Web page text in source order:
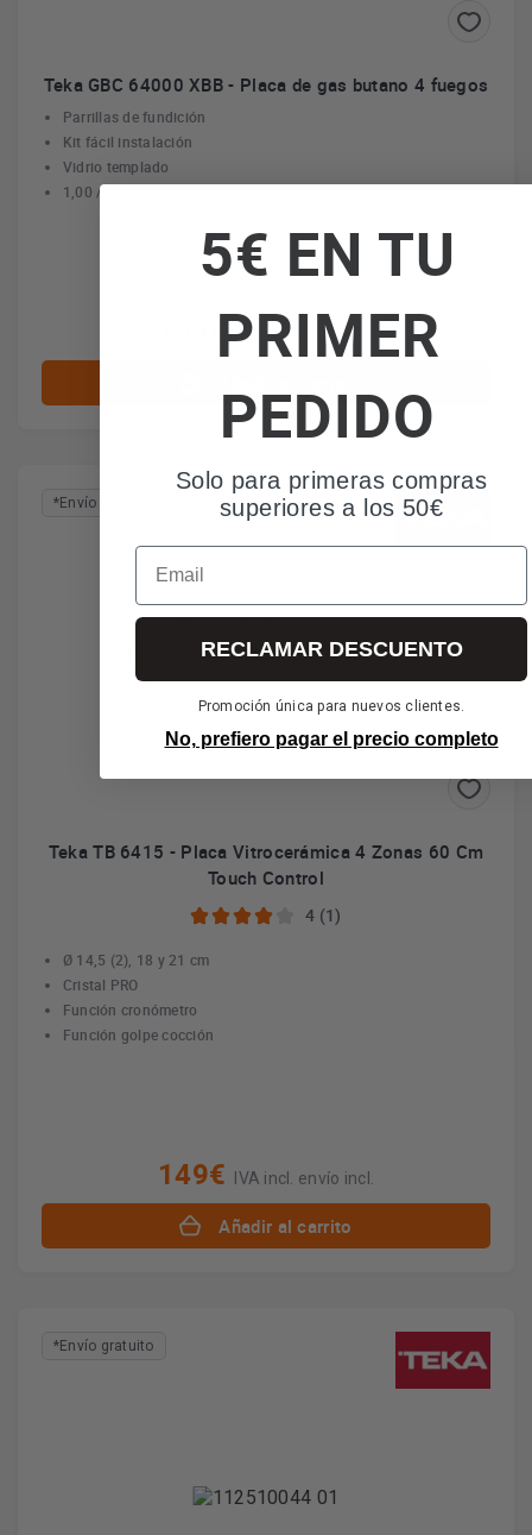
Teka GBC 64000 XBB - Placa de gas butano 4 fuegos
Parrillas de fundición
Kit fácil instalación
Vidrio templado
1,00 / 1,40 / 1,75 / 2,80 kW
169€IVA incl. envío incl.
*Envío gratuito
Teka TB 6415 - Placa Vitrocerámica 4 Zonas 60 Cm
Touch Control
4 (1)
Ø 14,5 (2), 18 y 21 cm
Cristal PRO
Función cronómetro
Función golpe cocción
149€ IVA incl. envío incl.
Añadir al carrito
*Envío gratuito
5€ EN TU
PRIMER
PEDIDO
Solo para primeras compras
superiores a los 50€
Email
RECLAMAR DESCUENTO
Promoción única para nuevos clientes.
No, prefiero pagar el precio completo